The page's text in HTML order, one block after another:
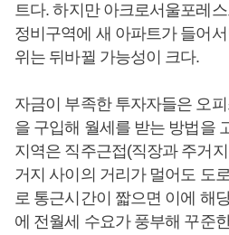
트다. 하지만 아크로서울포레
정비구역에 새 아파트가 들어
위는 뒤바뀔 가능성이 크다.
자금이 부족한 투자자들은 오
을 구입해 월세를 받는 방법을
지역은 직주근접(직장과 주거
거지 사이의 거리가 멀어도 도
로 통근시간이 짧으면 이에 해
에 전월세 수요가 풍부해 꾸준